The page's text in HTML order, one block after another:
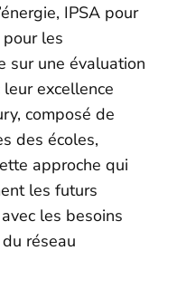
IPSA pour
pour les
sur une évaluation
excellence
composé de
des écoles,
approche qui
les futurs
les besoins
réseau